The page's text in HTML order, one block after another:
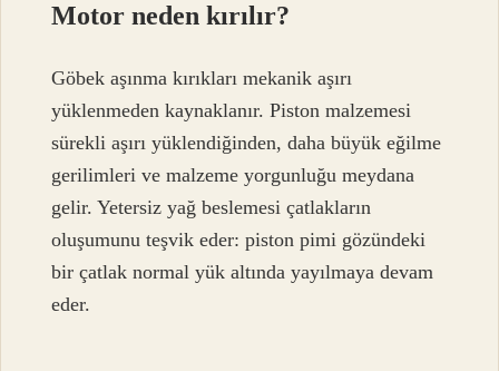
Motor neden kırılır?
Göbek aşınma kırıkları mekanik aşırı
yüklenmeden kaynaklanır. Piston malzemesi
sürekli aşırı yüklendiğinden, daha büyük eğilme
gerilimleri ve malzeme yorgunluğu meydana
gelir. Yetersiz yağ beslemesi çatlakların
oluşumunu teşvik eder: piston pimi gözündeki
bir çatlak normal yük altında yayılmaya devam
eder.